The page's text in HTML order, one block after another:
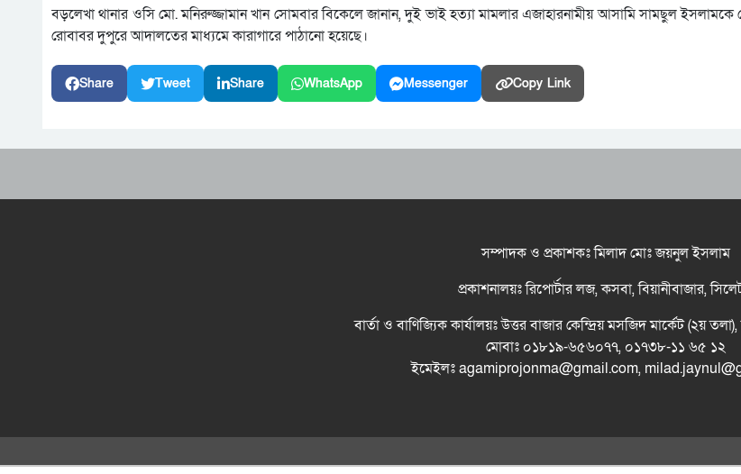
বড়লেখা থানার ওসি মো. মনিরুজ্জামান খান সোমবার বিকেলে জানান, দুই ভাই হত্যা মামলার এজাহারনামীয় আসামি সামছুল ইসলামকে
রোবাবর দুপুরে আদালতের মাধ্যমে কারাগারে পাঠানো হয়েছে।
Share Tweet Share WhatsApp Messenger Copy Link
সম্পাদক ও প্রকাশকঃ মিলাদ মোঃ জয়নুল ইসলাম
প্রকাশনালয়ঃ রিপোর্টার লজ, কসবা, বিয়ানীবাজার,
বার্তা ও বাণিজ্যিক কার্যালয়ঃ উত্তর বাজার কেন্দ্রিয় মসজিদ মার্কেট (২য়
মোবাঃ ০১৮১৯-৬৫৬০৭৭, ০১৭৩৮-১১ ৬৫ ১২
ইমেইলঃ agamiprojonma@gmail.com,